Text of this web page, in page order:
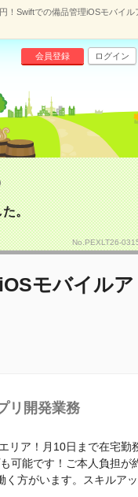
！Swiftでの備品管理iOSモバイ
会員登録 ログイン
た。
No.PEXLT26-
モバイルア
リ開発業務
リア！月10日まで在宅勤
可能です！ご本人負担が
く方がいます。スキルアッ